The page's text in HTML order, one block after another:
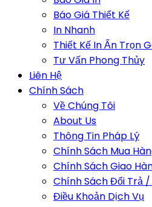
Báo Giá Thiết Kế
In Nhanh
Thiết Kế In Ấn Trọn
Tư Vấn Phong Thủy
Liên Hệ
Chính Sách
Về Chúng Tôi
About Us
Thông Tin Pháp Lý
Chính Sách Mua
Chính Sách Giao
Chính Sách Đổi Trả /
Điều Khoản Dịch Vụ